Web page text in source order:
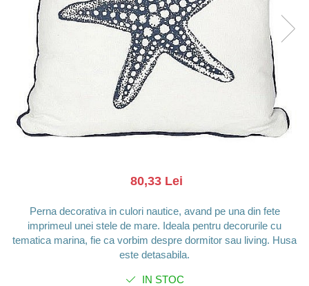
Barci, vapoare, ambarcatiuni
Decoratiuni care se agata
Tablouri
80,33 Lei
Perna decorativa in culori nautice, avand pe una din fete
imprimeul unei stele de mare. Ideala pentru decorurile cu
tematica marina, fie ca vorbim despre dormitor sau living. Husa
este detasabila.
IN STOC